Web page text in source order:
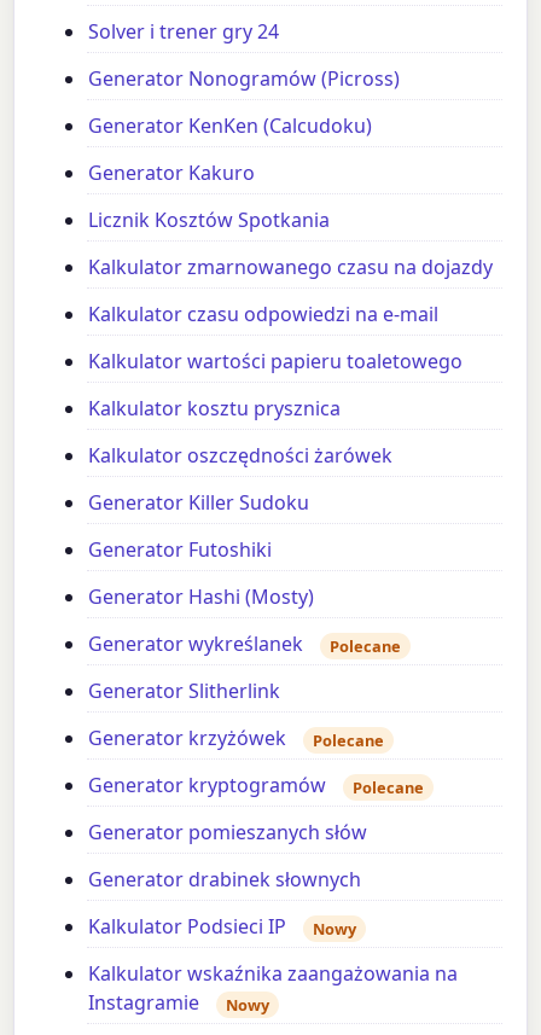
Solver i trener gry 24
Generator Nonogramów (Picross)
Generator KenKen (Calcudoku)
Generator Kakuro
Licznik Kosztów Spotkania
Kalkulator zmarnowanego czasu na dojazdy
Kalkulator czasu odpowiedzi na e-mail
Kalkulator wartości papieru toaletowego
Kalkulator kosztu prysznica
Kalkulator oszczędności żarówek
Generator Killer Sudoku
Generator Futoshiki
Generator Hashi (Mosty)
Generator wykreślanek
Polecane
Generator Slitherlink
Generator krzyżówek
Polecane
Generator kryptogramów Polecane
Generator pomieszanych słów
Generator drabinek słownych
Kalkulator Podsieci IP
Nowy
Kalkulator wskaźnika zaangażowania na
Instagramie
Nowy